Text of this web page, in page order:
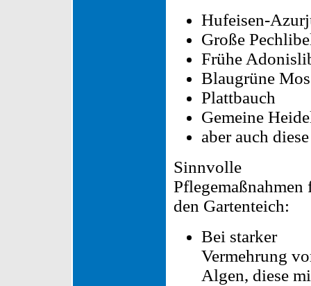
Hufeisen-
Große
Frühe
Blaugrüne
Plattbauch
Gemeine
aber auch
Sinnvolle
Pflegemaßnahmen
den Gartenteich:
Bei starker
Vermehrung
Algen, diese